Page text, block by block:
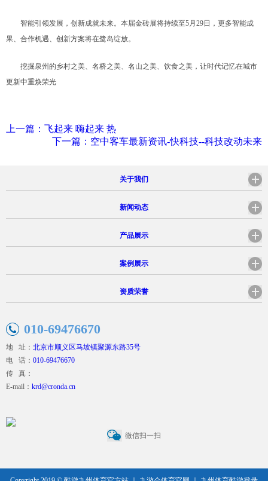
智能引领发展，创新成就未来。本届金砖展将持续至5月29日，更多智能成
果、合作机遇、创新方案将在鹭岛绽放。
挖掘泉州的乡村之美、名桥之美、名山之美、饮食之美，让时代记忆在城市
更新中重焕荣光
上一篇：飞起来 嗨起来 热
下一篇：空中客车最新资讯-快科技--科技改动未来
关于我们
新闻动态
产品展示
案例展示
资质荣誉
010-69476670
地 址： 北京市顺义区马坡镇聚源东路35号
电 话： 010-69476670
传 真：
E-mail： krd@cronda.cn
微信扫一扫